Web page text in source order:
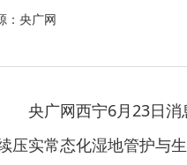
：央广网
央广网西宁6月23日
压实常态化湿地管护与